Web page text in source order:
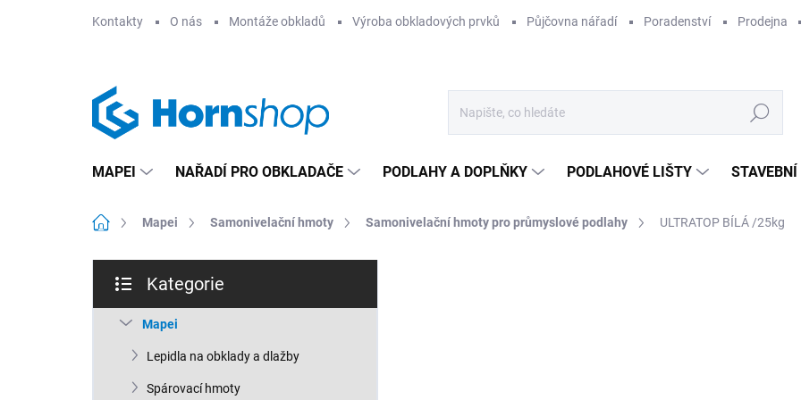
Kontakty O nás Montáže obkladů Výroba obkladových prvků Půjčovna nářadí Poradenství Prodejna
Hledat
MAPEI NAŘADÍ PRO OBKLADAČE PODLAHY A DOPLŇKY PODLAHOVÉ LIŠTY
Domů Mapei Samonivelační hmoty Samonivelační hmoty pro průmyslové podlahy ULTRATOP BÍLÁ /25kg
s
kategorie
Kategorie
Mapei
Lepidla na obklady a dlažby
Spárovací hmoty